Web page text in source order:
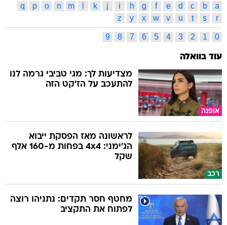
a
b
c
d
e
f
g
h
i
j
k
m
n
o
p
q
r
s
t
u
v
w
x
y
z
0
1
2
3
4
5
6
7
8
9
עוד בוואלה
אופנה
מצדיעות לך: מגי טביבי גרמה לנו
להתעכב על הז'קט הזה
רכב
לראשונה מאז הפסקת ייבוא
הג'ימני: 4x4 בפחות מ-160 אלף
שקל
מחטף חסר תקדים: נתניהו רוצה
לפתוח את התקציב